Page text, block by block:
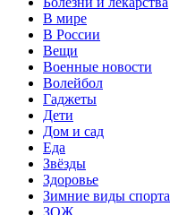
В мире
В России
Вещи
Военные новости
Волейбол
Гаджеты
Дети
Дом и сад
Еда
Звёзды
Здоровье
Зимние виды спорта